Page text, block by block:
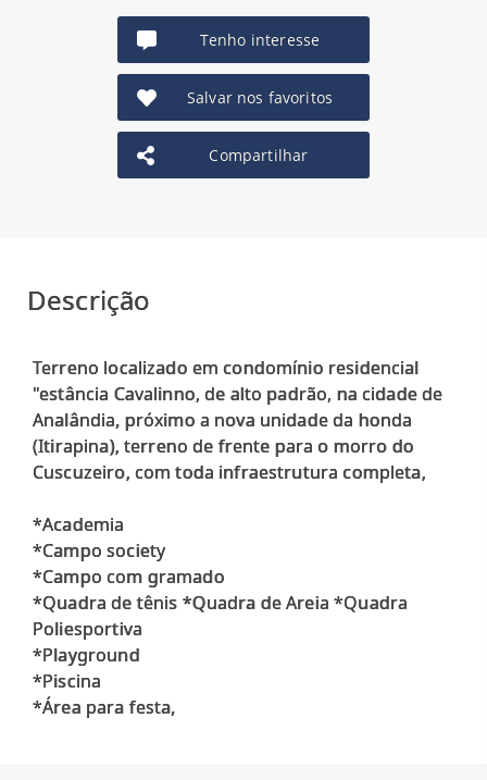
Tenho interesse
Salvar nos favoritos
Compartilhar
Descrição
Terreno localizado em condomínio residencial
"estância Cavalinno, de alto padrão, na cidade de
Analândia, próximo a nova unidade da honda
(Itirapina), terreno de frente para o morro do
Cuscuzeiro, com toda infraestrutura completa,
*Academia
*Campo society
*Campo com gramado
*Quadra de tênis *Quadra de Areia *Quadra
Poliesportiva
*Playground
*Piscina